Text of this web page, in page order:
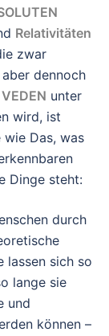
Relativitäten
zwar
dennoch
VEDEN unter
wird, ist
wie Das, was
Dinge steht:
durch
lassen sich so
lange sie
und
können –